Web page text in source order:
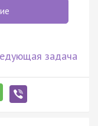
задача